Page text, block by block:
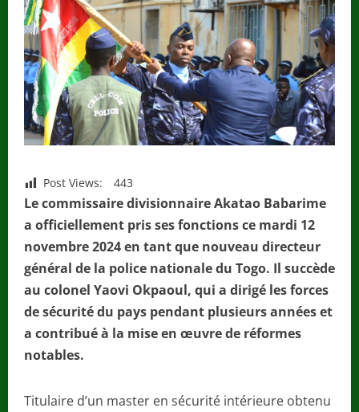
Post Views: 443
Le commissaire divisionnaire Akatao Babarime
a officiellement pris ses fonctions ce mardi 12
novembre 2024 en tant que nouveau directeur
général de la police nationale du Togo. Il succède
au colonel Yaovi Okpaoul, qui a dirigé les forces
de sécurité du pays pendant plusieurs années et
a contribué à la mise en œuvre de réformes
notables.
Titulaire d’un master en sécurité intérieure obtenu